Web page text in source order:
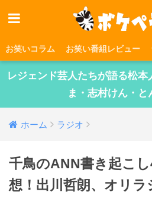
お笑いコラム お笑い番組レビュー
レジェンド芸人たちが語る松
ま・志村けん・と
ホーム ラジオ
千鳥のANN書き起こ
想！出川哲朗、オリラ